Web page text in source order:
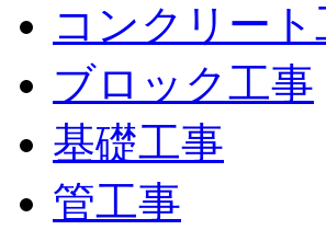
コンクリート
ブロック工事
基礎工事
管工事